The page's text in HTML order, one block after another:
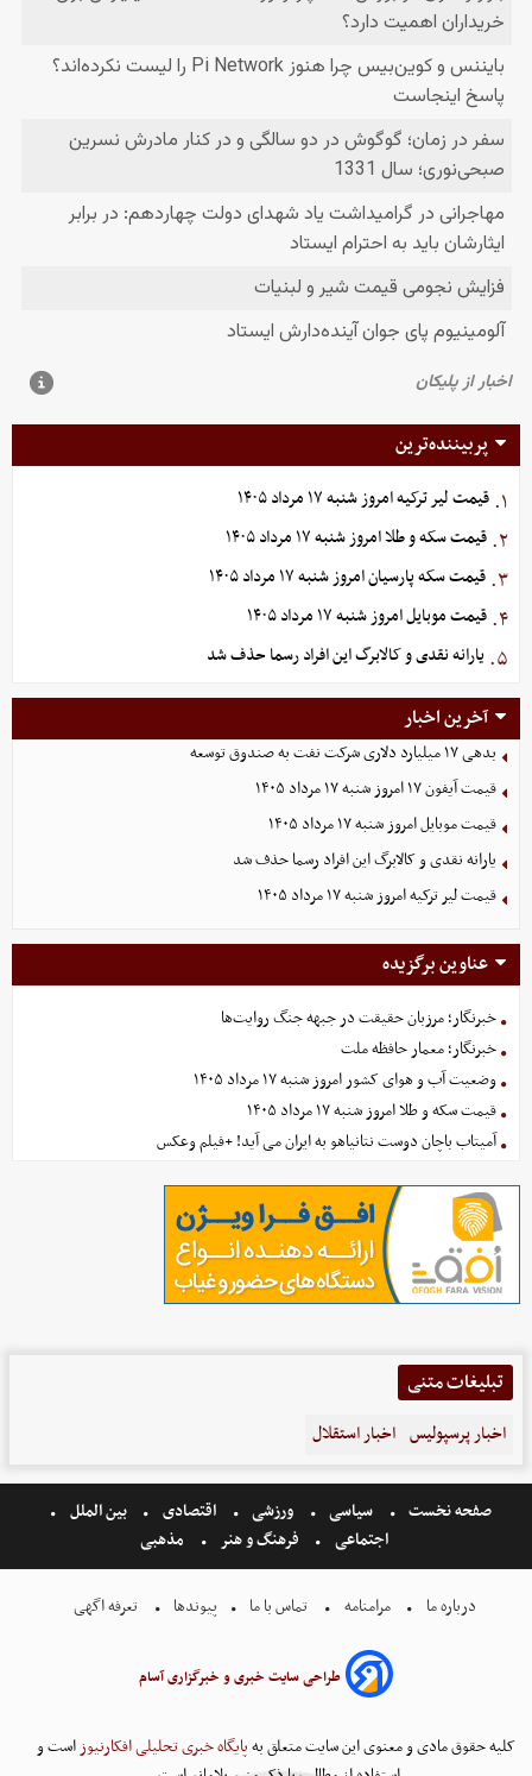
پربیننده‌ترین
۱. قیمت لیر ترکیه امروز شنبه ۱۷ مرداد ۱۴۰۵
۲. قیمت سکه و طلا امروز شنبه ۱۷ مرداد ۱۴۰۵
۳. قیمت سکه پارسیان امروز شنبه ۱۷ مرداد ۱۴۰۵
۴. قیمت موبایل‌ امروز شنبه ۱۷ مرداد ۱۴۰۵
۵. یارانه نقدی و کالابرگ این افراد رسما حذف شد
آخرین اخبار
بدهی ١٧ میلیارد دلاری شرکت نفت به صندوق توسعه
قیمت آیفون ۱۷ امروز شنبه ۱۷ مرداد ۱۴۰۵
قیمت موبایل‌ امروز شنبه ۱۷ مرداد ۱۴۰۵
یارانه نقدی و کالابرگ این افراد رسما حذف شد
قیمت لیر ترکیه امروز شنبه ۱۷ مرداد ۱۴۰۵
عناوین برگزیده
خبرنگار؛ مرزبان حقیقت در جبهه جنگ روایت‌ها
خبرنگار؛ معمار حافظه ملت
وضعیت آب و هوای کشور امروز شنبه ۱۷ مرداد ۱۴۰۵
قیمت سکه و طلا امروز شنبه ۱۷ مرداد ۱۴۰۵
آمیتاب باچان دوست نتانیاهو به ایران می آید! +فیلم وعکس
تبلیغات متنی
اخبار پرسپولیس اخبار استقلال
صفحه نخست سیاسی ورزشی اقتصادی
بین الملل
اجتماعی
فرهنگ و هنر مذهبی
درباره ما مرامنامه تماس با ما پیوندها تعرفه اگهی
طراحی سایت خبری و خبرگزاری آسام
کلیه حقوق مادی و معنوی این سایت متعلق بهپایگاه خبری تحلیلی افکارنیوزاست و